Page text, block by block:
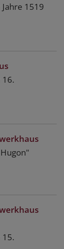
1519
16.
15.